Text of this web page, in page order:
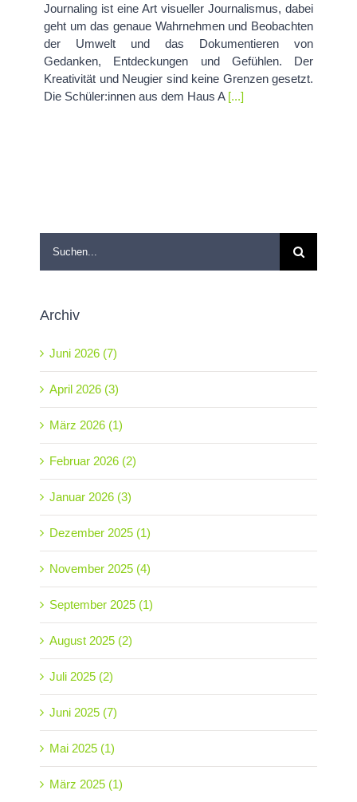
Journaling ist eine Art visueller Journalismus, dabei
geht um das genaue Wahrnehmen und Beobachten
der Umwelt und das Dokumentieren von
Gedanken, Entdeckungen und Gefühlen. Der
Kreativität und Neugier sind keine Grenzen gesetzt.
Die Schüler:innen aus dem Haus A [...]
Archiv
Juni 2026 (7)
April 2026 (3)
März 2026 (1)
Februar 2026 (2)
Januar 2026 (3)
Dezember 2025 (1)
November 2025 (4)
September 2025 (1)
August 2025 (2)
Juli 2025 (2)
Juni 2025 (7)
Mai 2025 (1)
März 2025 (1)